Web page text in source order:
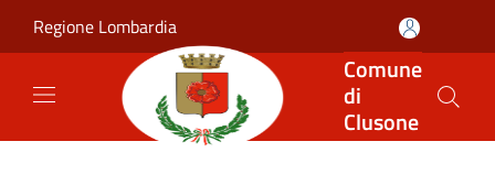
Regione Lombardia
Comune
di
Clusone